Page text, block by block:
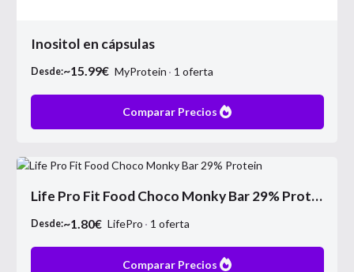
Inositol en cápsulas
Desde:~15.99€ MyProtein 1 oferta
Comparar Precios
Life Pro Fit Food Choco Monky Bar 29% Protein
Desde:~1.80€ LifePro 1 oferta
Comparar Precios